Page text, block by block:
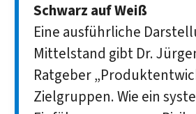
Schwarz auf Weiß
Eine aus­führliche
Mittel­stand gibt Dr.
Rat­geber
Ziel­gruppen. Wie ein